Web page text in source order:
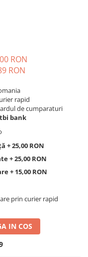
RON
RON
rapid
de cumparaturi
tbi bank
+ 25,00 RON
+ 25,00 RON
+ 15,00 RON
prin curier rapid
IN COS